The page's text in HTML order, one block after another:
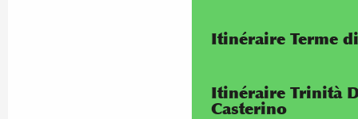
Itinéraire Terme
Itinéraire Trinità
Casterino